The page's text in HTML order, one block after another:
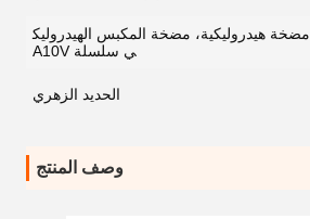
مضخة هيدروليكية، مضخة المكبس الهيدروليك
ي سلسلة A10V
الحديد الزهري
وصف المنتج